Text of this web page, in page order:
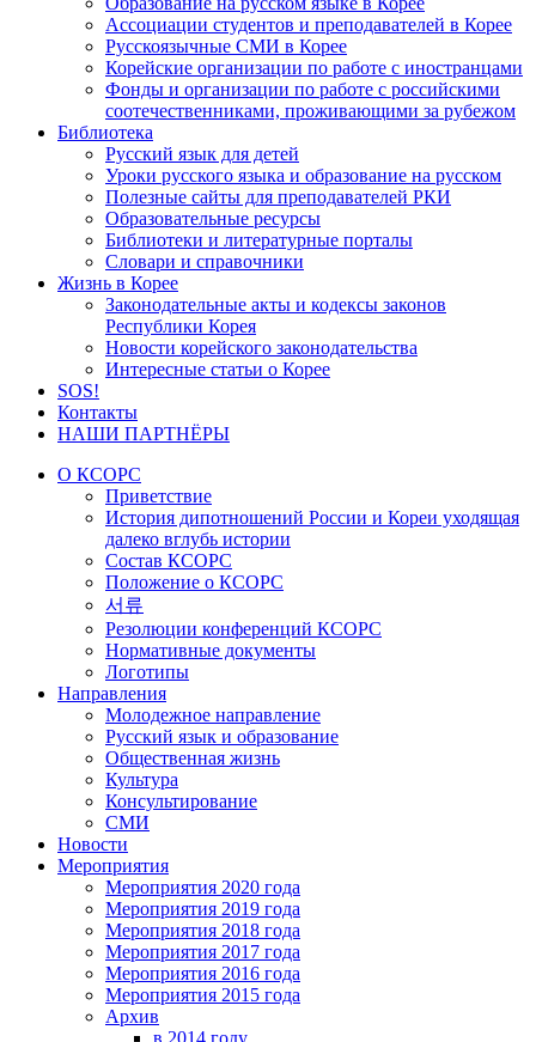
Ассоциации студентов и преподавателей в Корее
Русскоязычные СМИ в Корее
Корейские организации по работе с иностранцами
Фонды и организации по работе с российскими
соотечественниками, проживающими за рубежом
Библиотека
Русский язык для детей
Уроки русского языка и образование на русском
Полезные сайты для преподавателей РКИ
Образовательные ресурсы
Библиотеки и литературные порталы
Словари и справочники
Жизнь в Корее
Законодательные акты и кодексы законов
Республики Корея
Новости корейского законодательства
Интересные статьи о Корее
SOS!
Контакты
НАШИ ПАРТНЁРЫ
О КСОРС
Приветствие
История дипотношений России и Кореи уходящая
далеко вглубь истории
Состав КСОРС
Положение о КСОРС
서류
Резолюции конференций КСОРС
Нормативные документы
Логотипы
Направления
Молодежное направление
Русский язык и образование
Общественная жизнь
Культура
Консультирование
СМИ
Новости
Мероприятия
Мероприятия 2020 года
Мероприятия 2019 года
Мероприятия 2018 годa
Мероприятия 2017 года
Мероприятия 2016 года
Мероприятия 2015 года
Архив
в 2014 году